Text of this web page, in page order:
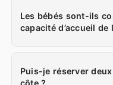
Les bébés sont-ils
capacité d’accueil de
Puis-je réserver
côte ?